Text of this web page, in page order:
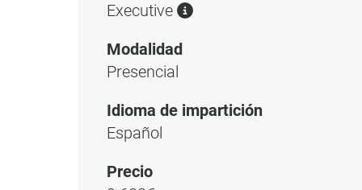
Executive
Modalidad
Presencial
Idioma de impartición
Español
Precio